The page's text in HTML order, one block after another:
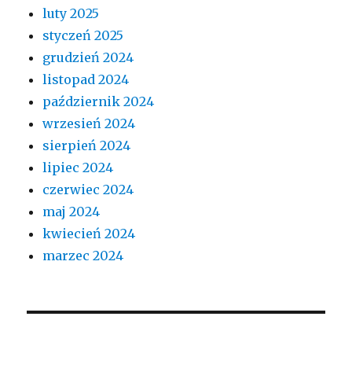
luty 2025
styczeń 2025
grudzień 2024
listopad 2024
październik 2024
wrzesień 2024
sierpień 2024
lipiec 2024
czerwiec 2024
maj 2024
kwiecień 2024
marzec 2024